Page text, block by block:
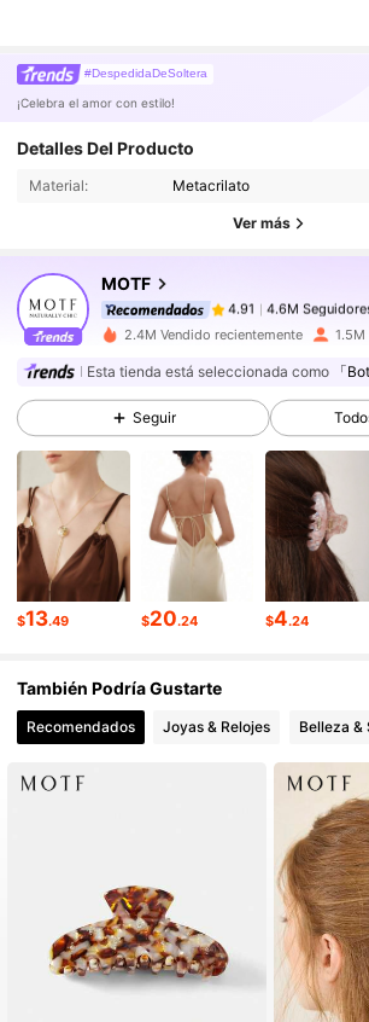
#DespedidaDeSoltera
¡Celebra el amor con estilo!
Detalles Del Producto
Material: Metacrilato
Ver más
MOTF
4.91
4.91 4.6M Seguidores
4.91 4.6M
4.6M Seguidores
4.6M Seguidores
4.91 4.6M Seguidores
4.6M Seguidores
2.4M Vendido recientemente 1.5M
Esta tienda está seleccionada como 「
Seguir
$13.49 $20.24 $4.24
También Podría Gustarte
Recomendados Joyas & Relojes Belleza &